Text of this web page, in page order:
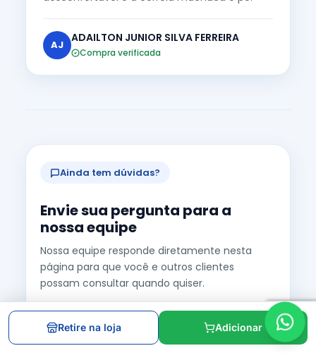
AJ
ADAILTON JUNIOR SILVA FERREIRA
Compra verificada
Ainda tem dúvidas?
Envie sua pergunta para a
nossa equipe
Nossa equipe responde diretamente nesta
página para que você e outros clientes
possam consultar quando quiser.
+160 mil avaliações no Google
Nota 4.9 de 5 estrelas
Desde 1962
Retire na loja Adicionar